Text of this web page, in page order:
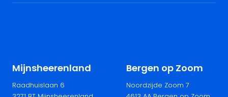
Mijnsheerenland
Raadhuislaan 6
Bergen op Zoom
Noordzijde Zoom 7